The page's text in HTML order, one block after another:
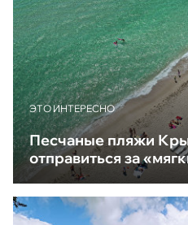
ЭТО ИНТЕРЕСНО
Песчаные пляжи
отправиться за